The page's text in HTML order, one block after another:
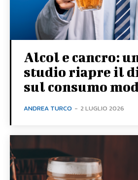
Alcol e cancro:
studio riapre il
sul consumo
ANDREA TURCO - 2 LUGLIO 2026